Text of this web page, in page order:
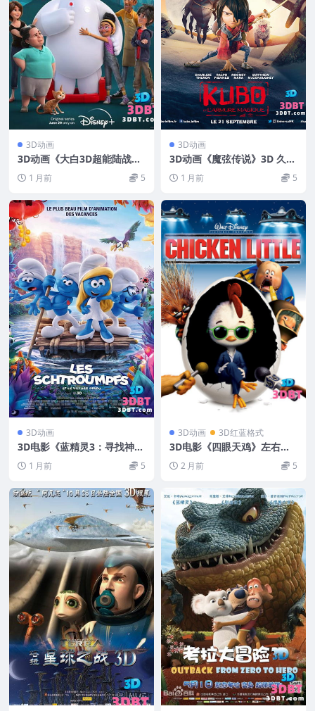
3D动画
3D动画《大白3D超能陆战
队》3D左右分屏格式 VR电影
网盘 下载 迪斯尼动画
1 月前 5
3D动画
3D动画《魔弦传说》3D 久保
与二弦琴 3D左右分屏格式 高
清网盘 下载
1 月前 5
3D动画
3D电影《蓝精灵3：寻找神秘
村》3D左右分屏格式 高清网
盘下载VR3D动画片
1 月前 5
3D动画 3D红蓝格式
3D电影《四眼天鸡》左右格
式3D版电影 高清网盘 下载 3
DVR 影视
2 月前 5